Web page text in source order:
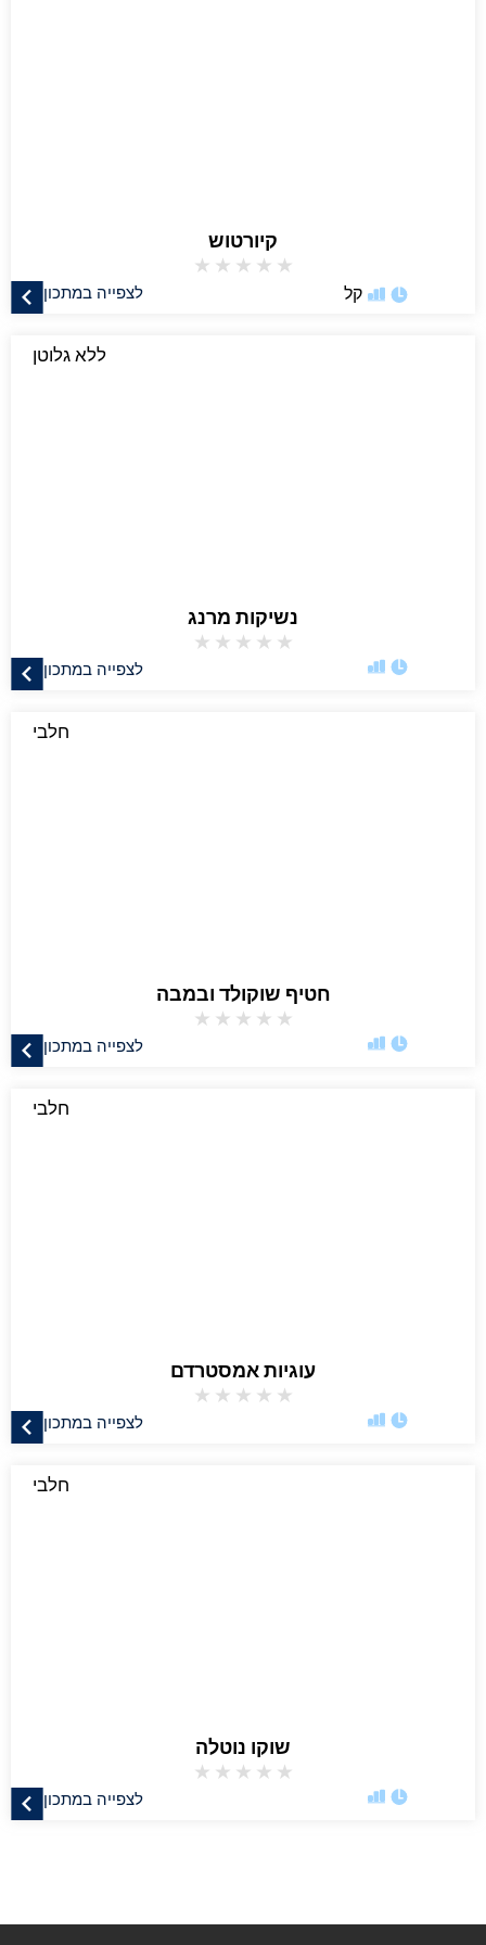
קיורטוש
★
★
★
★
★
לצפייה במתכון קל
ללא גלוטן
נשיקות מרנג
★
★
★
★
★
לצפייה במתכון
חלבי
חטיף שוקולד ובמבה
★
★
★
★
★
לצפייה במתכון
חלבי
עוגיות אמסטרדם
★
★
★
★
★
לצפייה במתכון
חלבי
שוקו נוטלה
★
★
★
★
★
לצפייה במתכון